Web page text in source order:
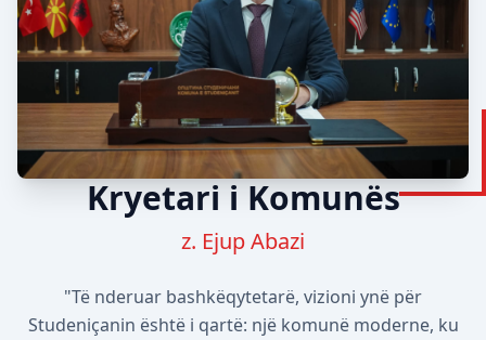
Kryetari i Komunës
z. Ejup Abazi
"Të nderuar bashkëqytetarë, vizioni ynë për
Studeniçanin është i qartë: një komunë moderne, ku